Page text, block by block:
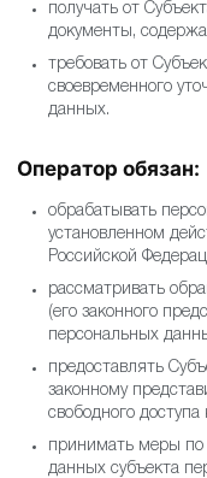
получать от
документы,
требовать от
своевременного
данных.
Оператор обязан:
обрабатывать
установленном
Российской
рассматривать
(его законного
персональных
предоставлять
законному
свободного
принимать меры по
данных субъекта